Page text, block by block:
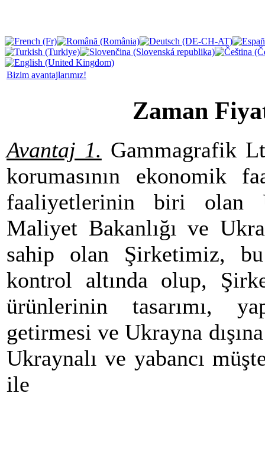
Bizim avantajlarımız!
Zaman
Avantaj 1. Gammagrafik
korumasının ekonomik
faaliyetlerinin biri olan
Maliyet Bakanlığı ve
sahip olan Şirketimiz, bu
kontrol altında olup,
ürünlerinin tasarımı,
getirmesi ve Ukrayna
Ukraynalı ve yabancı
ile